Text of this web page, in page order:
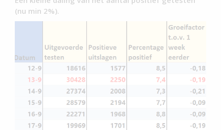
(nu min 2%).